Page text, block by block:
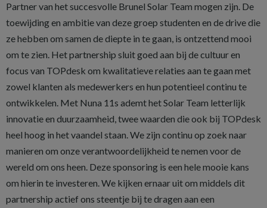
Partner van het succesvolle Brunel Solar Team mogen zijn. De
toewijding en ambitie van deze groep studenten en de drive die
ze hebben om samen de diepte in te gaan, is ontzettend mooi
om te zien. Het partnership sluit goed aan bij de cultuur en
focus van TOPdesk om kwalitatieve relaties aan te gaan met
zowel klanten als medewerkers en hun potentieel continu te
ontwikkelen. Met Nuna 11s ademt het Solar Team letterlijk
innovatie en duurzaamheid, twee waarden die ook bij TOPdesk
heel hoog in het vaandel staan. We zijn continu op zoek naar
manieren om onze verantwoordelijkheid te nemen voor de
wereld om ons heen. Deze sponsoring is een hele mooie kans
om hierin te investeren. We kijken ernaar uit om middels dit
partnership actief ons steentje bij te dragen aan een